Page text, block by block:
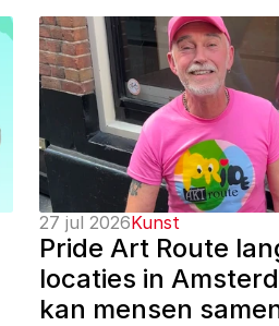
27 jul 2026Kunst
Pride Art Route
locaties in
kan mensen